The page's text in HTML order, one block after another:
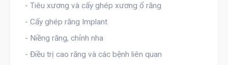
- Tiêu xương và cấy ghép xương ổ răng
- Cấy ghép răng Implant
- Niềng răng, chỉnh nha
- Điều trị cao răng và các bệnh liên quan